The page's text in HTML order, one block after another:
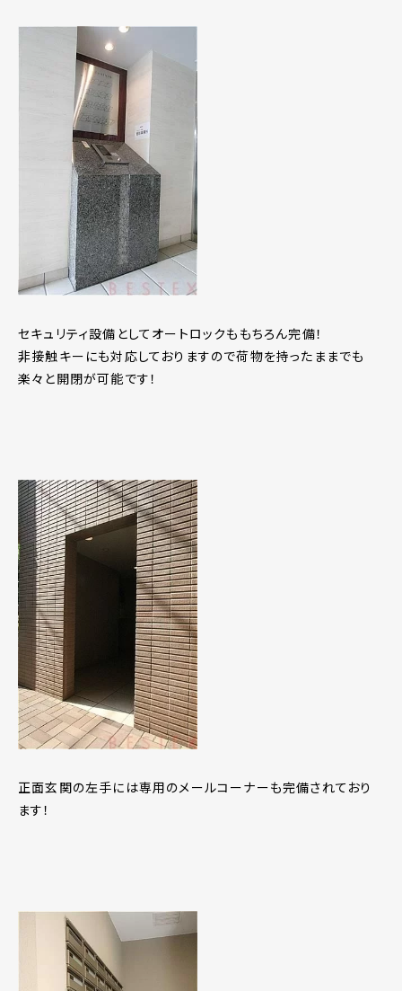
セキュリティ設備としてオートロックももちろん完備！
非接触キーにも対応しておりますので荷物を持ったままでも
楽々と開閉が可能です！
正面玄関の左手には専用のメールコーナーも完備されており
ます！